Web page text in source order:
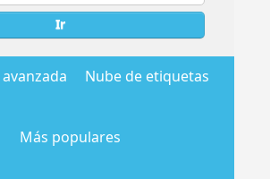
Ir
Nube de etiquetas
Más populares